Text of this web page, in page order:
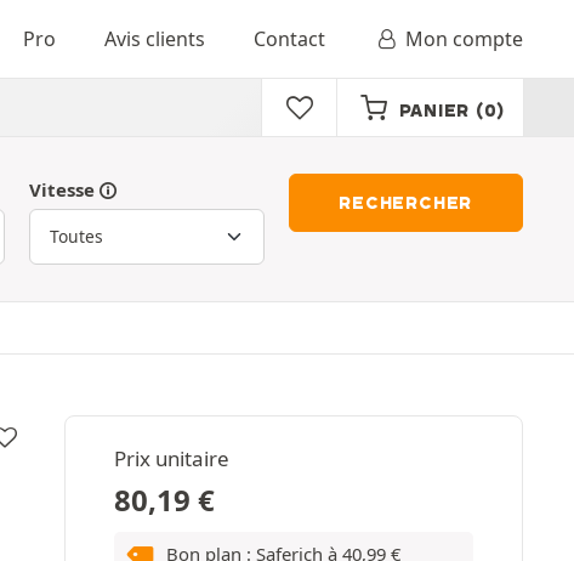
Pro Avis clients Contact Mon compte
PANIER (0)
Vitesse
RECHERCHER
Prix unitaire
80,19 €
Bon plan : Saferich à 40,99 €